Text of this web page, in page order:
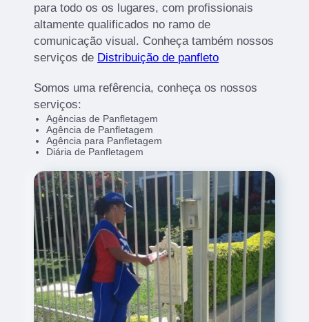
para todo os os lugares, com profissionais
altamente qualificados no ramo de
comunicação visual. Conheça também nossos
serviços de Distribuição de panfleto
Somos uma refêrencia, conheça os nossos
serviços:
Agências de Panfletagem
Agência de Panfletagem
Agência para Panfletagem
Diária de Panfletagem